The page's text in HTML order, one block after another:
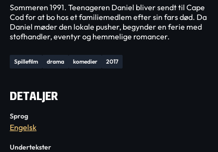
Spillefilm drama komedier 2017
Sommeren 1991. Teenageren Daniel bliver sendt til Cape
Cod for at bo hos et familiemedlem efter sin fars død. Da
Daniel møder den lokale pusher, begynder en ferie med
stofhandler, eventyr og hemmelige romancer.
DETALJER
Sprog
Engelsk
Undertekster